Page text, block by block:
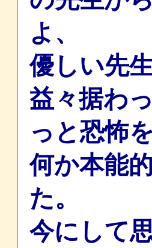
よ、
優しい先
益々据わ
っと恐怖
何か本能
た。
今にして